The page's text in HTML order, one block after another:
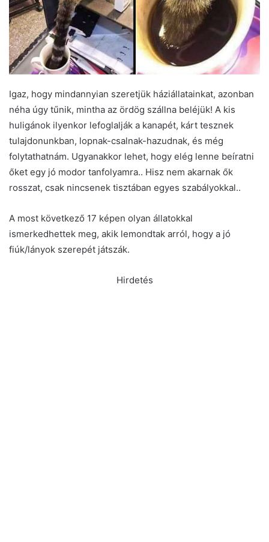
Igaz, hogy mindannyian szeretjük háziállatainkat, azonban
néha úgy tűnik, mintha az ördög szállna beléjük! A kis
huligánok ilyenkor lefoglalják a kanapét, kárt tesznek
tulajdonunkban, lopnak-csalnak-hazudnak, és még
folytathatnám. Ugyanakkor lehet, hogy elég lenne beíratni
őket egy jó modor tanfolyamra.. Hisz nem akarnak ők
rosszat, csak nincsenek tisztában egyes szabályokkal..
A most következő 17 képen olyan állatokkal
ismerkedhettek meg, akik lemondtak arról, hogy a jó
fiúk/lányok szerepét játszák.
Hirdetés